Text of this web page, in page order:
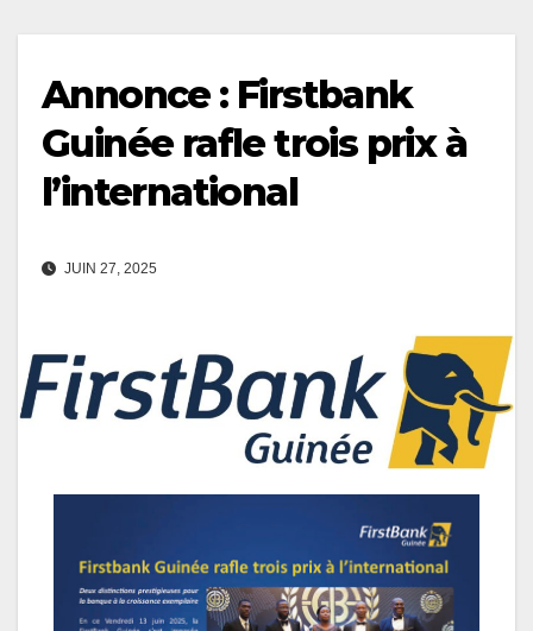
Annonce : Firstbank
Guinée rafle trois prix à
l’international
JUIN 27, 2025